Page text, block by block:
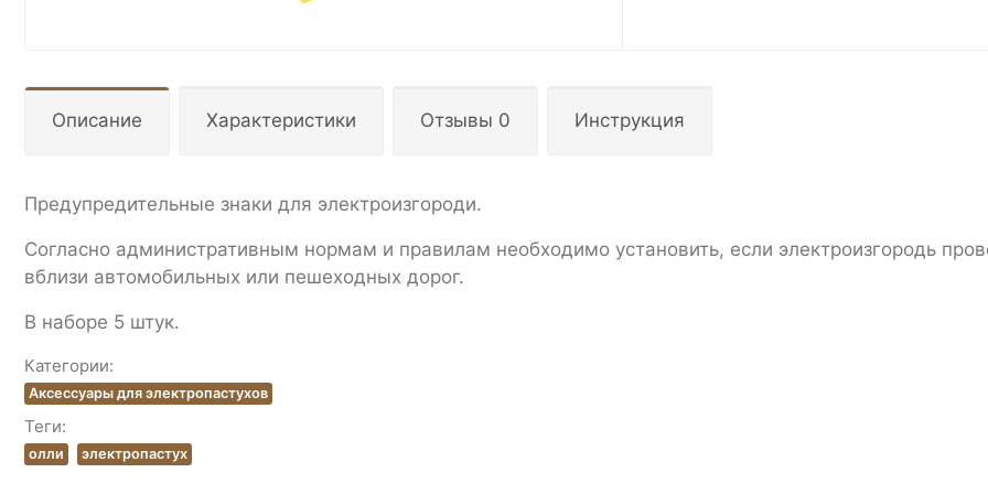
Описание Характеристики Отзывы 0 Инструкция
Предупредительные знаки для электроизгороди.
Согласно административным нормам и правилам необходимо установить, если электроизгородь
вблизи автомобильных или пешеходных дорог.
В наборе 5 штук.
Категории:
Аксессуары для электропастухов
Теги:
олли электропастух